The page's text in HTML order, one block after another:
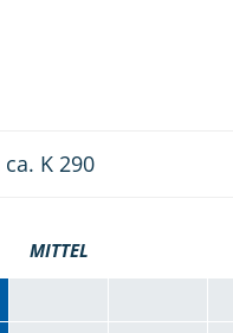
ca. K 290
MITTEL